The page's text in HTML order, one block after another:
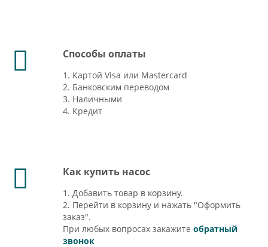
Способы оплаты
1. Картой Visa или Mastercard
2. Банковским переводом
3. Наличными
4. Кредит
Как купить насос
1. Добавить товар в корзину.
2. Перейти в корзину и нажать "Оформить
заказ".
При любых вопросах закажите обратный
звонок